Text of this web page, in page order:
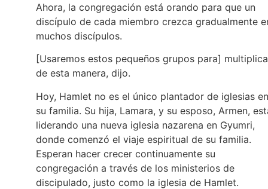
Ahora, la congregación está orando para que un
discípulo de cada miembro crezca gradualmente
muchos discípulos.
[Usaremos estos pequeños grupos para]
de esta manera, dijo.
Hoy, Hamlet no es el único plantador de iglesias en
su familia. Su hija, Lamara, y su esposo, Armen,
liderando una nueva iglesia nazarena en Gyumri,
donde comenzó el viaje espiritual de su familia.
Esperan hacer crecer continuamente su
congregación a través de los ministerios de
discipulado, justo como la iglesia de Hamlet.